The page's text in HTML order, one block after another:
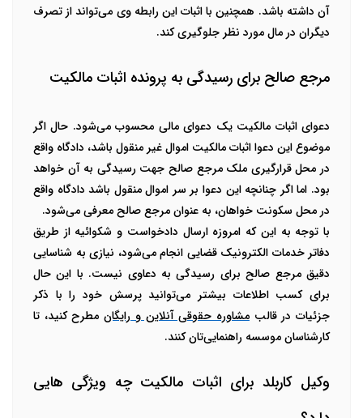
آن داشته باشد. همچنین با اثبات این رابطه وی می‌تواند از تصرف
دیگران در مال مورد نظر جلوگیری کند.
مرجع صالح برای رسیدگی به پرونده اثبات مالکیت
دعوایاثبات مالکیت یک دعوای مالی محسوب می‌شود. حال اگر
موضوع این دعوااثبات مالکیت اموال غیر منقول باشد، دادگاه واقع
در محل قرارگیری ملک مرجع صالح جهت رسیدگی به آن خواهد
بود. اما اگر چنانچه این دعوا بر سر اموال منقول باشد دادگاه واقع
در محل سکونت خواهان، به عنوان مرجع صالح معرفی می‌شود.
با توجه به این که امروزه ارسال دادخواست و شکوائیه از طریق
دفاتر خدمات الکترونیک قضایی انجام می‌شود، نیازی به شناسایی
دقیق مرجع صالح برای رسیدگی به دعاوی نیست. با این حال
برای کسب اطلاعات بیشتر می‌توانید پرسش خود را با ذکر
جزئیات در قالبمشاوره حقوقی آنلاین و رایگانمطرح کنید، تا
کارشناسان موسسه راهنمایی‌تان کنند.
وکیل کاربلد برای اثبات مالکیت چه ویژگی هایی